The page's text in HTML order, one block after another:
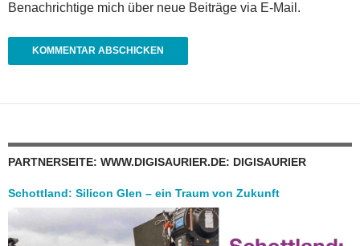
Benachrichtige mich über neue Beiträge via E-Mail.
PARTNERSEITE: WWW.DIGISAURIER.DE: DIGISAURIER
Schottland: Silicon Glen – ein Traum von Zukunft